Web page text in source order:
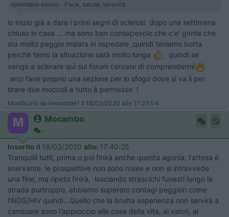
riprendere sonno. Pace, salute, serenità
io inizio già a dare i primi segni di sclerosi dopo una settimana
chiuso in casa ... ma sono ben consapevole che c'e' gente che
sta molto peggio malata in ospedale ,quindi teniamo botta
perchè temo la situazione sarà molto lunga
quindi se
vengo a sclerare quì sul forum cercate di comprendermi
anzi farei proprio una sezione per lo sfogo dove si va li per
tirare due moccoli e tutto è permesso !
Modificato da immortale1 il 18/03/2020 alle 17:23:04
Mocambo
-
Inserito il 18/03/2020 alle: 17:40:25
Tranquilli tutti, prima o poi finirà anche questa agonia, l'attesa è
snervante, le prospettive non sono rosee e non si intravvede
una fine, ma ripeto finirà, lasciando strascichi funesti lungo la
strada purtroppo, abbiamo superato contagi peggiori come
l'AIDS/HIV quindi...Quello che la brutta esperienza non servirà a
cambiare sono l'approccio alle cose della vita, ai valori, al